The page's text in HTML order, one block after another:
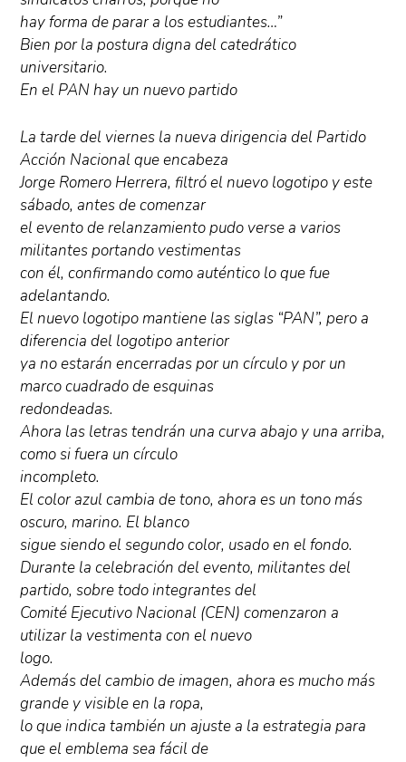
hay forma de parar a los estudiantes…”
Bien por la postura digna del catedrático
universitario.
En el PAN hay un nuevo partido
La tarde del viernes la nueva dirigencia del Partido
Acción Nacional que encabeza
Jorge Romero Herrera, filtró el nuevo logotipo y este
sábado, antes de comenzar
el evento de relanzamiento pudo verse a varios
militantes portando vestimentas
con él, confirmando como auténtico lo que fue
adelantando.
El nuevo logotipo mantiene las siglas “PAN”, pero a
diferencia del logotipo anterior
ya no estarán encerradas por un círculo y por un
marco cuadrado de esquinas
redondeadas.
Ahora las letras tendrán una curva abajo y una arriba,
como si fuera un círculo
incompleto.
El color azul cambia de tono, ahora es un tono más
oscuro, marino. El blanco
sigue siendo el segundo color, usado en el fondo.
Durante la celebración del evento, militantes del
partido, sobre todo integrantes del
Comité Ejecutivo Nacional (CEN) comenzaron a
utilizar la vestimenta con el nuevo
logo.
Además del cambio de imagen, ahora es mucho más
grande y visible en la ropa,
lo que indica también un ajuste a la estrategia para
que el emblema sea fácil de